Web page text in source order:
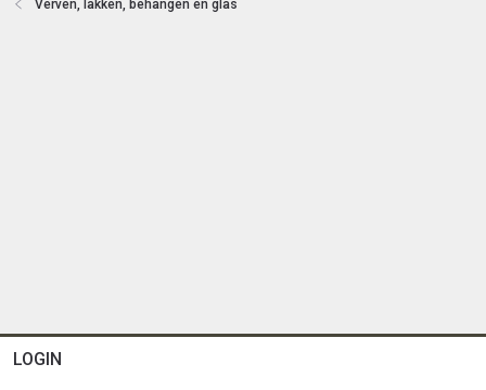
Verven, lakken, behangen en glas
LOGIN